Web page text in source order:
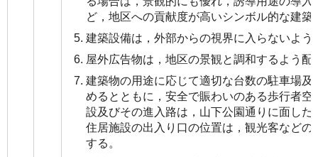
ど，地区への貢献度が高いシンボル的な建築
建築設備は，外部からの視界に入らないよう
屋外広告物は，地区の景観と調和するよう配
建築物の用途に応じて適切な台数の駐車場
めるとともに，安全で賑わいのある歩行者
設及びその進入路は，山下公園通りに面し
住居施設の出入り口の位置は，観光客など
する。